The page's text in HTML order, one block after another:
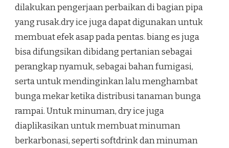
dilakukan pengerjaan perbaikan di bagian pipa
yang rusak.dry ice juga dapat digunakan untuk
membuat efek asap pada pentas. biang es juga
bisa difungsikan dibidang pertanian sebagai
perangkap nyamuk, sebagai bahan fumigasi,
serta untuk mendinginkan lalu menghambat
bunga mekar ketika distribusi tanaman bunga
rampai. Untuk minuman, dry ice juga
diaplikasikan untuk membuat minuman
berkarbonasi, seperti softdrink dan minuman